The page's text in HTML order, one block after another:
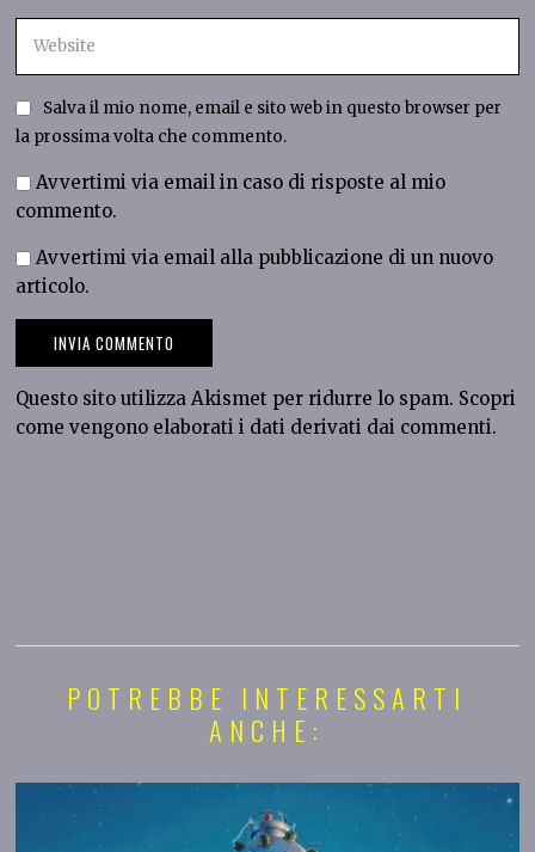
Salva il mio nome, email e sito web in questo browser per
la prossima volta che commento.
Avvertimi via email in caso di risposte al mio
commento.
Avvertimi via email alla pubblicazione di un nuovo
articolo.
Questo sito utilizza Akismet per ridurre lo spam. Scopri
come vengono elaborati i dati derivati dai commenti.
POTREBBE INTERESSARTI
ANCHE: